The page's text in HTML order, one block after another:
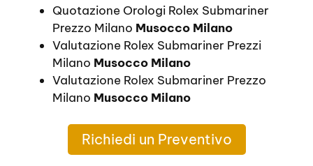
Quotazione Orologi Rolex Submariner
Prezzo Milano Musocco Milano
Valutazione Rolex Submariner Prezzi
Milano Musocco Milano
Valutazione Rolex Submariner Prezzo
Milano Musocco Milano
Richiedi un Preventivo